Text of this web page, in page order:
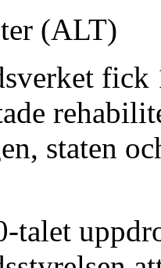
(ALT)
fick
staten
talet